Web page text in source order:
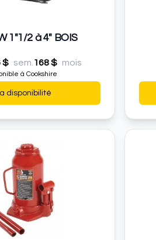
1"1/2 à 4" BOIS
$ sem. 168 $ mois
à Cookshire
disponibilité